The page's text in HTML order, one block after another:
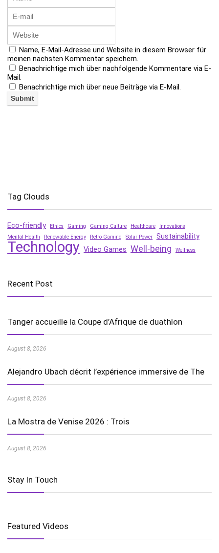
Name, E-Mail-Adresse und Website in diesem Browser für
meinen nächsten Kommentar speichern.
Benachrichtige mich über nachfolgende Kommentare via E-
Mail.
Benachrichtige mich über neue Beiträge via E-Mail.
Tag Clouds
Eco-friendly Ethics Gaming Gaming Culture Healthcare
Innovations
Mental Health
Renewable Energy Retro Gaming Solar Power Sustainability
Technology Video Games Well-being Wellness
Recent Post
Tanger accueille la Coupe d’Afrique de duathlon
August 8, 2026
Alejandro Ubach décrit l’expérience immersive de The
August 8, 2026
La Mostra de Venise 2026 : Trois
August 8, 2026
Stay In Touch
Featured Videos